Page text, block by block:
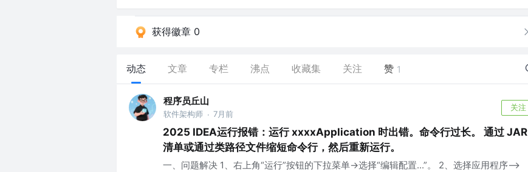
获得徽章 0
动态 文章 专栏 沸点 收藏集 关注 赞 1
程序员丘山
软件架构师 · 7月前
关注
2025 IDEA运行报错：运行 xxxxApplication 时出错。命令行过长。 通过 JAR
清单或通过类路径文件缩短命令行，然后重新运行。
一、问题解决 1、右上角“运行”按钮的下拉菜单→选择“编辑配置...”。 2、选择应用程序——>